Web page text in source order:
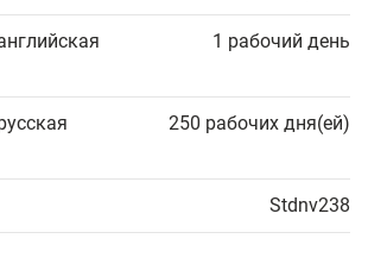
1 рабочий день
250 рабочих дня(ей)
Stdnv238